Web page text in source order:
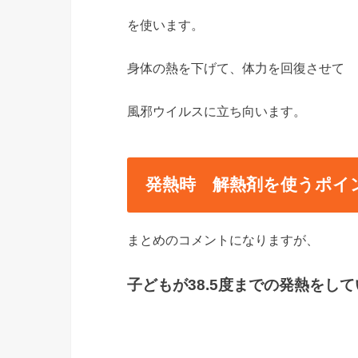
を使います。
身体の熱を下げて、体力を回復させて
風邪ウイルスに立ち向います。
発熱時 解熱剤を使うポイ
まとめのコメントになりますが、
子どもが38.5度までの発熱をし